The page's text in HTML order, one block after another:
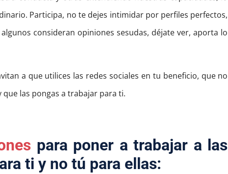
Participa, no te dejes intimidar por perfiles perfectos,
consideran opiniones sesudas, déjate ver, aporta lo
a que utilices las redes sociales en tu beneficio, que no
las pongas a trabajar para ti.
para poner a trabajar a las
ti y no tú para ellas: